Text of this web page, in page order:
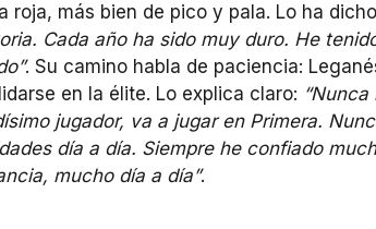
roja, más bien de pico y pala. Lo ha
Cada año ha sido muy duro. He
. Su camino habla de paciencia:
en la élite. Lo explica claro:
jugador, va a jugar en Primera.
día a día. Siempre he confiado
mucho día a día”.